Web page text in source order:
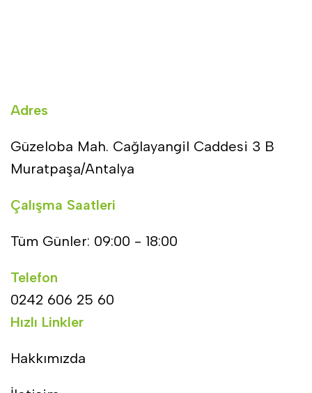
Adres
Güzeloba Mah. Cağlayangil Caddesi 3 B
Muratpaşa/Antalya
Çalışma Saatleri
Tüm Günler: 09:00 - 18:00
Telefon
0242 606 25 60
Hızlı Linkler
Hakkımızda